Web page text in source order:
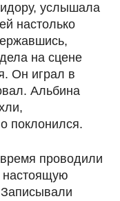
услышала
настолько
на сцене
Он играл в
Альбина
поклонился.
проводили
настоящую